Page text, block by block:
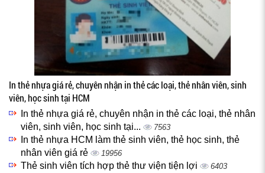
In thẻ nhựa giá rẻ, chuyên nhận in thẻ các loại, thẻ nhân viên, sinh
viên, học sinh tại HCM
In thẻ nhựa giá rẻ, chuyên nhận in thẻ các loại, thẻ nhân
viên, sinh viên, học sinh tại...
7563
In thẻ nhựa HCM làm thẻ sinh viên, thẻ học sinh, thẻ
nhân viên giá rẻ
19956
Thẻ sinh viên tích hợp thẻ thư viện tiện lợi 6403